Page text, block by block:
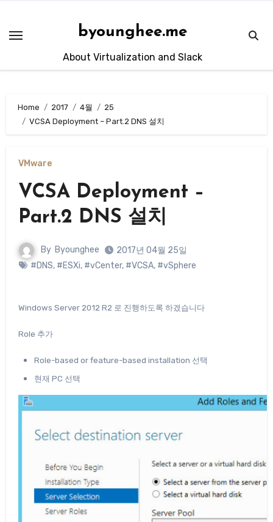
content
byounghee.me
About Virtualization and Slack
Home 2017 4월
25
VCSA Deployment – Part.2 DNS 설치
VMware
VCSA Deployment –
Part.2 DNS 설치
By Byounghee
2017년 04월 25일
#DNS, #ESXi, #vCenter, #VCSA, #vSphere
Windows Server 2012 R2 로 진행하도록 하겠습니다
Role 추가
Role-based or feature-based installation 선택
현재 PC 선택